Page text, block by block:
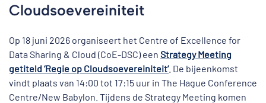
Cloudsoevereiniteit
Op 18 juni 2026 organiseert het Centre of Excellence for
Data Sharing & Cloud (CoE-DSC) een Strategy Meeting
getiteld ‘Regie op Cloudsoevereiniteit’. De bijeenkomst
vindt plaats van 14:00 tot 17:15 uur in The Hague Conference
Centre/New Babylon. Tijdens de Strategy Meeting komen